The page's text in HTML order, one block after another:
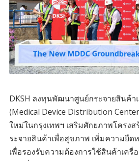
DKSH ลงทุนพัฒนาศูนย์กระจายสินค้า
(Medical Device Distribution
ใหม่ในกรุงเทพฯ เสริมศักยภาพโครง
ระจายสินค้าเพื่อสุขภาพ เพิ่มความยื
เพื่อรองรับความต้องการใช้สินค้าเครื่